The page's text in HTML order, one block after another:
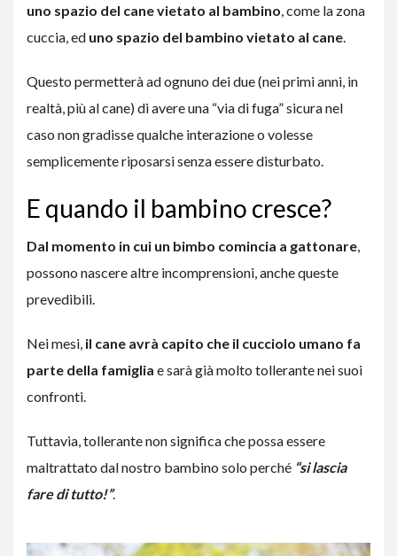
uno spazio del cane vietato al bambino, come la zona
cuccia, ed uno spazio del bambino vietato al cane.
Questo permetterà ad ognuno dei due (nei primi anni, in
realtà, più al cane) di avere una “via di fuga” sicura nel
caso non gradisse qualche interazione o volesse
semplicemente riposarsi senza essere disturbato.
E quando il bambino cresce?
Dal momento in cui un bimbo comincia a gattonare,
possono nascere altre incomprensioni, anche queste
prevedibili.
Nei mesi, il cane avrà capito che il cucciolo umano fa
parte della famiglia e sarà già molto tollerante nei suoi
confronti.
Tuttavia, tollerante non significa che possa essere
maltrattato dal nostro bambino solo perché “si lascia
fare di tutto!”.